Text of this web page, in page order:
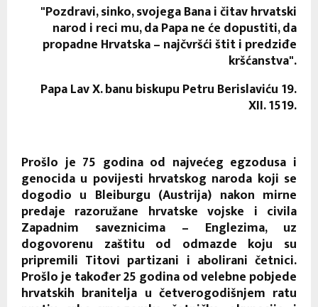
"Pozdravi, sinko, svojega Bana i čitav hrvatski
narod i reci mu, da Papa ne će dopustiti, da
propadne Hrvatska – najčvršći štit i predziđe
kršćanstva".
Papa Lav X. banu biskupu Petru Berislaviću 19.
XII. 1519.
Prošlo je 75 godina od najvećeg egzodusa i
genocida u povijesti hrvatskog naroda koji se
dogodio u Bleiburgu (Austrija) nakon mirne
predaje razoružane hrvatske vojske i civila
Zapadnim saveznicima – Englezima, uz
dogovorenu zaštitu od odmazde koju su
pripremili Titovi partizani i abolirani četnici.
Prošlo je također 25 godina od velebne pobjede
hrvatskih branitelja u četverogodišnjem ratu